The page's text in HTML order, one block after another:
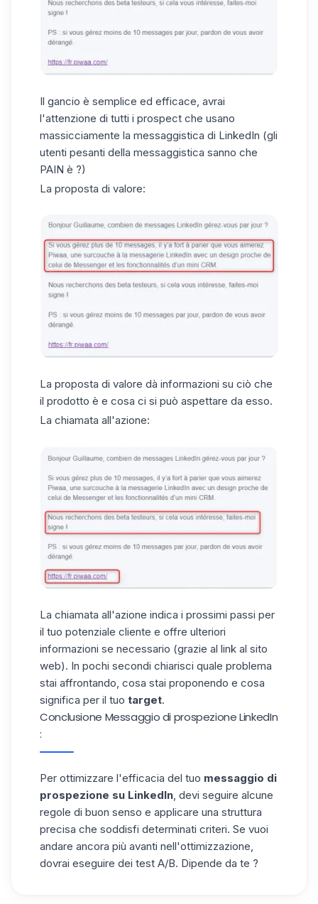
Il gancio è semplice ed efficace, avrai
l'attenzione di tutti i prospect che usano
massicciamente la messaggistica di LinkedIn (gli
utenti pesanti della messaggistica sanno che
PAIN è ?)
La proposta di valore:
La proposta di valore dà informazioni su ciò che
il prodotto è e cosa ci si può aspettare da esso.
La chiamata all'azione:
La chiamata all'azione indica i prossimi passi per
il tuo potenziale cliente e offre ulteriori
informazioni se necessario (grazie al link al sito
web). In pochi secondi chiarisci quale problema
stai affrontando, cosa stai proponendo e cosa
significa per il tuo target.
Conclusione Messaggio di prospezione LinkedIn
:
Per ottimizzare l'efficacia del tuo messaggio di
prospezione su LinkedIn, devi seguire alcune
regole di buon senso e applicare una struttura
precisa che soddisfi determinati criteri. Se vuoi
andare ancora più avanti nell'ottimizzazione,
dovrai eseguire dei test A/B. Dipende da te ?